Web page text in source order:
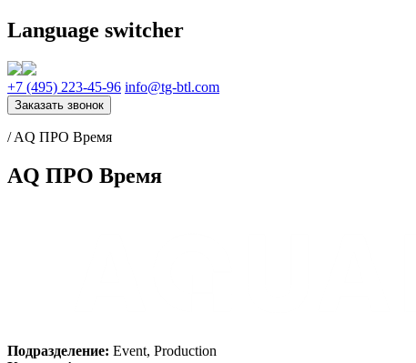
Language switcher
+7 (495) 223-45-96 info@tg-btl.com
Заказать звонок
/AQ ПРО Время
AQ ПРО Время
Подразделение: Event, Production